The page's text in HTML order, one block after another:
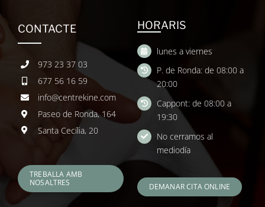
CONTACTE
973 23 37 03
677 56 16 59
info@centrekine.com
Paseo de Ronda, 164
Santa Cecília, 20
TREBALLA AMB
NOSALTRES
HORARIS
lunes a viernes
P. de Ronda: de 08:00 a
20:00
Cappont: de 08:00 a
19:30
No cerramos al
mediodía
DEMANAR CITA ONLINE